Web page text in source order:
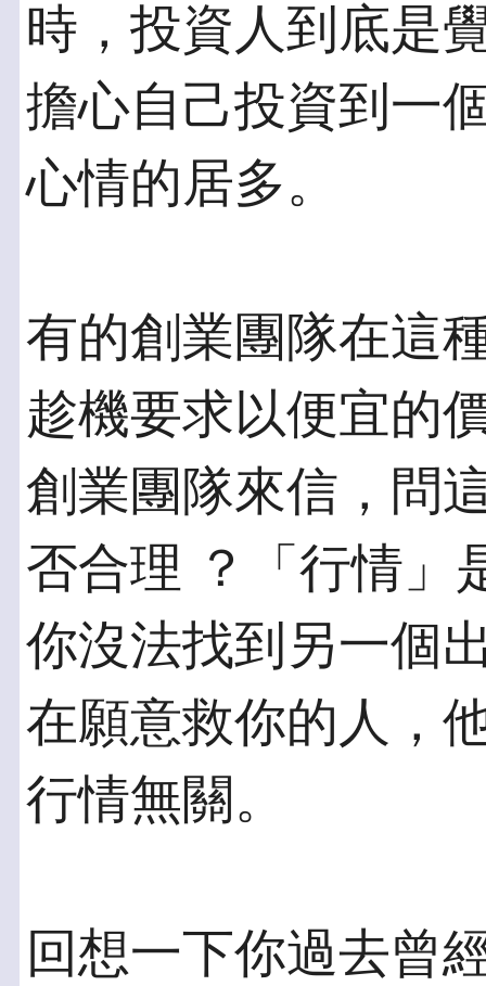
時，投資人到底是
擔心自己投資到一
心情的居多。
有的創業團隊在這
趁機要求以便宜的
創業團隊來信，問
否合理 ？「行情」
你沒法找到另一個
在願意救你的人，
行情無關。
回想一下你過去曾